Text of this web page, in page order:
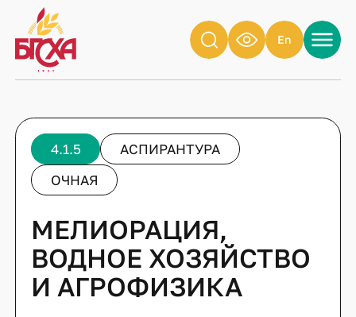
En
4.1.5
АСПИРАНТУРА
ОЧНАЯ
МЕЛИОРАЦИЯ,
ВОДНОЕ ХОЗЯЙСТВО
И АГРОФИЗИКА